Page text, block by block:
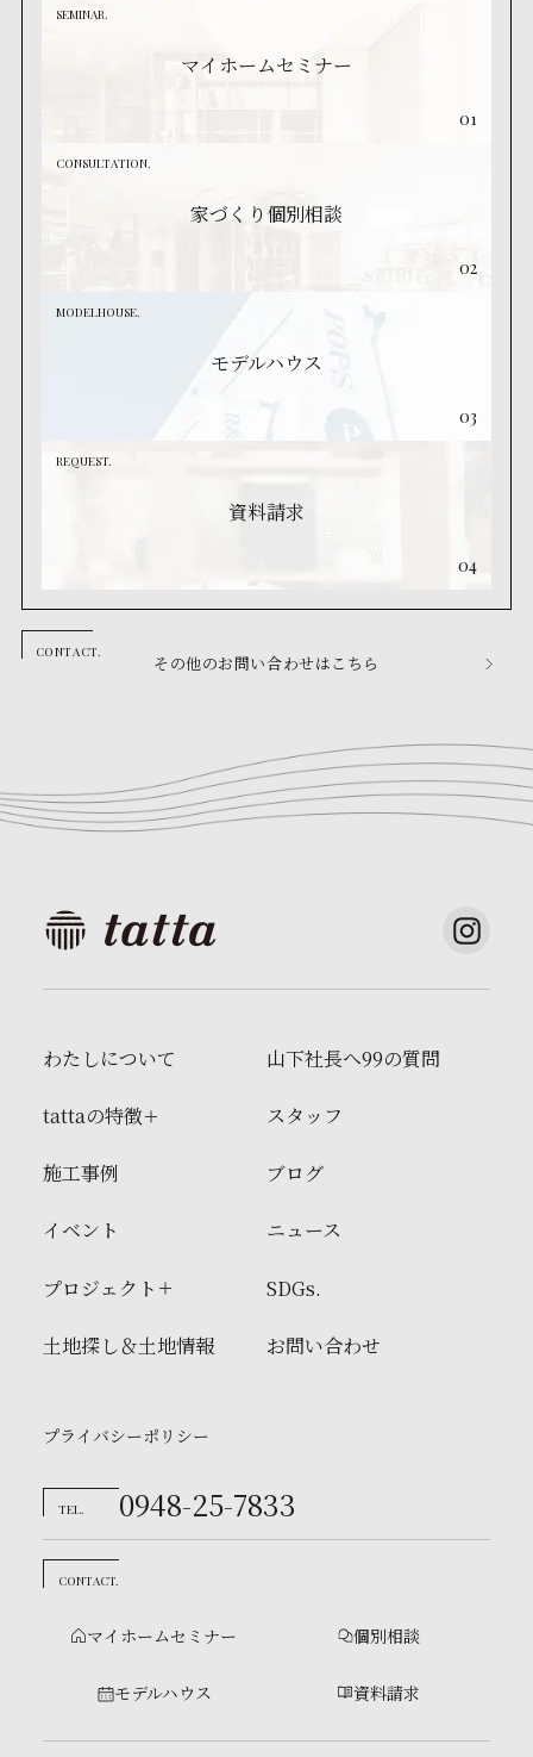
SEMINAR.
マイホームセミナー
01
CONSULTATION.
家づくり個別相談
02
MODELHOUSE.
モデルハウス
03
REQUEST.
資料請求
04
その他のお問い合わせはこちら
わたしについて
tattaの特徴
施工事例
イベント
プロジェクト
土地探し＆土地情報
山下社長へ99の質問
スタッフ
ブログ
ニュース
SDGs.
お問い合わせ
プライバシーポリシー
TEL. 0948-25-7833
CONTACT.
マイホームセミナー 個別相談
モデルハウス 資料請求